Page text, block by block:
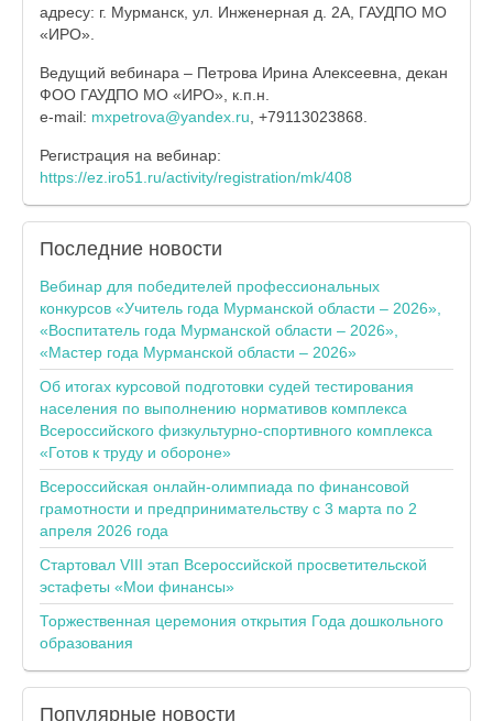
адресу: г. Мурманск, ул. Инженерная д. 2А, ГАУДПО МО
«ИРО».
Ведущий вебинара – Петрова Ирина Алексеевна, декан
ФОО ГАУДПО МО «ИРО», к.п.н.
е-mail: mxpetrova@yandex.ru , +79113023868.
Регистрация на вебинар:
https://ez.iro51.ru/activity/registration/mk/408
Последние новости
Вебинар для победителей профессиональных
конкурсов «Учитель года Мурманской области – 2026»,
«Воспитатель года Мурманской области – 2026»,
«Мастер года Мурманской области – 2026»
Об итогах курсовой подготовки судей тестирования
населения по выполнению нормативов комплекса
Всероссийского физкультурно-спортивного комплекса
«Готов к труду и обороне»
Всероссийская онлайн-олимпиада по финансовой
грамотности и предпринимательству с 3 марта по 2
апреля 2026 года
Стартовал VIII этап Всероссийской просветительской
эстафеты «Мои финансы»
Торжественная церемония открытия Года дошкольного
образования
Популярные новости